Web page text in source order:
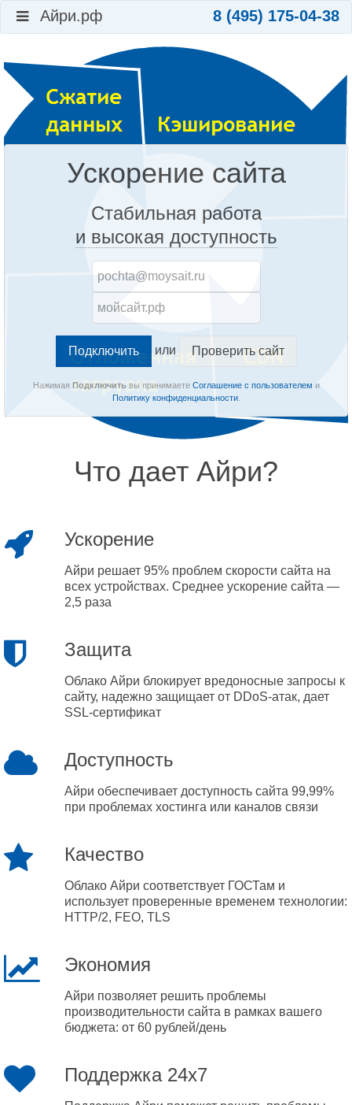
Айри.рф 8 (495) 175-04-38
Ускорение сайта
Стабильная работа
и высокая доступность
или Проверить сайт
Нажимая Подключитьвы принимаете Соглашение с пользователем и
Политику конфиденциальности.
Что дает Айри?
Ускорение
Айри решает 95% проблем скорости сайта на
всех устройствах. Среднее ускорение сайта —
2,5 раза
Защита
Облако Айри блокирует вредоносные запросы к
сайту, надежно защищает от DDoS-атак, дает
SSL-сертификат
Доступность
Айри обеспечивает доступность сайта 99,99%
при проблемах хостинга или каналов связи
Качество
Облако Айри соответствует ГОСТам и
использует проверенные временем технологии:
HTTP/2, FEO, TLS
Экономия
Айри позволяет решить проблемы
производительности сайта в рамках вашего
бюджета: от 60 рублей/день
Поддержка 24x7